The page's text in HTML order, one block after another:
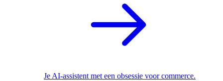
Je AI-assistent met een obsessie voor commerce.